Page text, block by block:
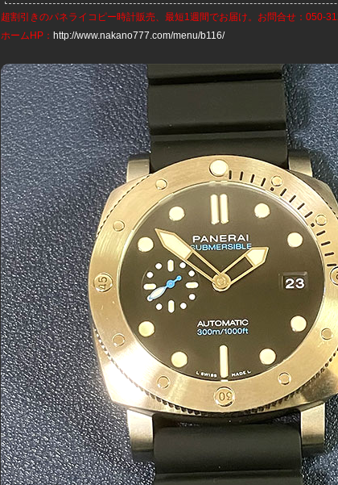
超割引きのパネライコピー時計販売、最短1週間でお届け。お問合せ：050-
ホームHP： http://www.nakano777.com/menu/b116/